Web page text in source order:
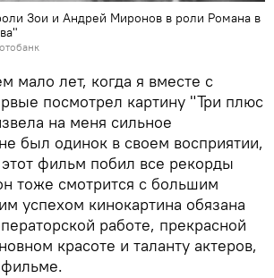
Зои и Андрей Миронов в роли Романа в
мало лет, когда я вместе с
посмотрел картину "Три плюс
на меня сильное
был одинок в своем восприятии,
фильм побил все рекорды
тоже смотрится с большим
успехом кинокартина обязана
работе, прекрасной
красоте и таланту актеров,